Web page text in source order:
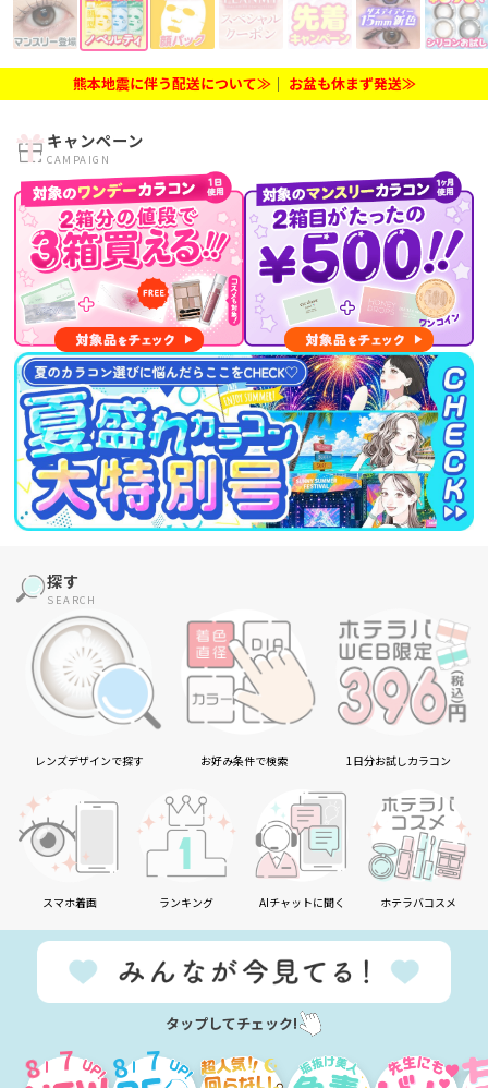
熊本地震に伴う配送について≫│ お盆も休まず発送≫
キャンペーン
CAMPAIGN
探す
SEARCH
レンズデザインで探す お好み条件で検索 1日分お試しカラコン
スマホ着画 ランキング AIチャットに聞く ホテラバコスメ
タップしてチェック!
8 7 8 7